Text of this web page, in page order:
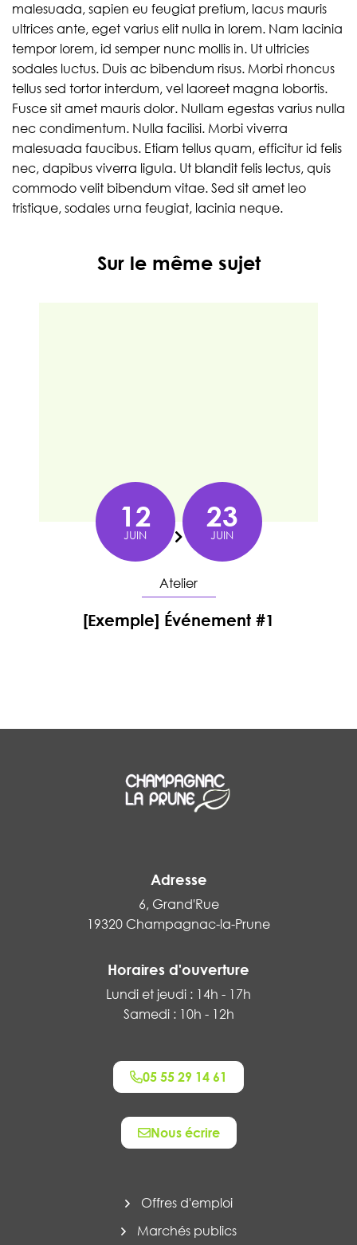
malesuada, sapien eu feugiat pretium, lacus mauris
ultrices ante, eget varius elit nulla in lorem. Nam lacinia
tempor lorem, id semper nunc mollis in. Ut ultricies
sodales luctus. Duis ac bibendum risus. Morbi rhoncus
tellus sed tortor interdum, vel laoreet magna lobortis.
Fusce sit amet mauris dolor. Nullam egestas varius nulla
nec condimentum. Nulla facilisi. Morbi viverra
malesuada faucibus. Etiam tellus quam, efficitur id felis
nec, dapibus viverra ligula. Ut blandit felis lectus, quis
commodo velit bibendum vitae. Sed sit amet leo
tristique, sodales urna feugiat, lacinia neque.
Sur le même sujet
12
JUIN
23
JUIN
Atelier
[Exemple] Événement #1
Adresse
6, Grand'Rue
19320 Champagnac-la-Prune
Horaires d'ouverture
Lundi et jeudi : 14h - 17h
Samedi : 10h - 12h
05 55 29 14 61
Nous écrire
Offres d'emploi
Marchés publics